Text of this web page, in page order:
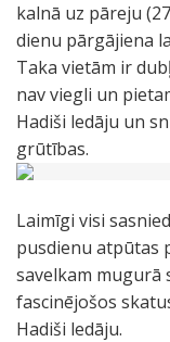
kalnā uz pāreju
dienu pārgājiena
Taka vietām ir
nav viegli un
Hadiši ledāju un
grūtības.
Laimīgi visi
pusdienu atpūtas
savelkam mugurā
fascinējošos
Hadiši ledāju.